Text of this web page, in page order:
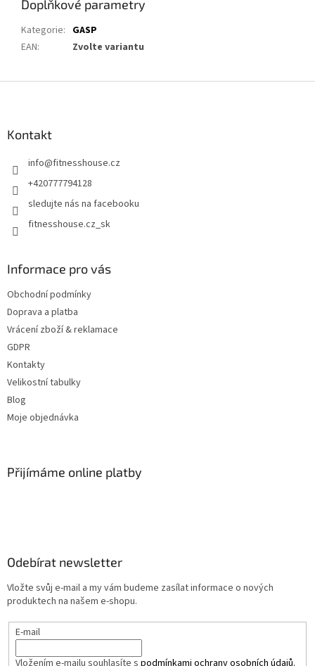
Doplňkové parametry
Kategorie: GASP
EAN: Zvolte variantu
Kontakt
info@fitnesshouse.cz
+420777794128
sledujte nás na facebooku
fitnesshouse.cz_sk
Informace pro vás
Obchodní podmínky
Doprava a platba
Vrácení zboží & reklamace
GDPR
Kontakty
Velikostní tabulky
Blog
Moje objednávka
Přijímáme online platby
Odebírat newsletter
Vložte svůj e-mail a my vám budeme zasílat informace o nových
produktech na našem e-shopu.
E-mail
Vložením e-mailu souhlasíte s podmínkami ochrany osobních údajů.